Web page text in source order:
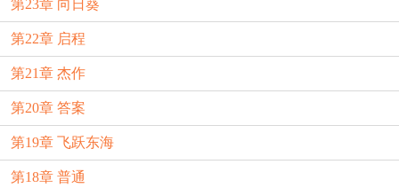
第23章 向日葵
第22章 启程
第21章 杰作
第20章 答案
第19章 飞跃东海
第18章 普通